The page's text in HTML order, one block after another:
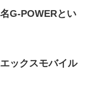
G-POWERとい
ックスモバイル